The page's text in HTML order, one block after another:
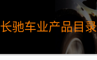
长驰车业产品目录